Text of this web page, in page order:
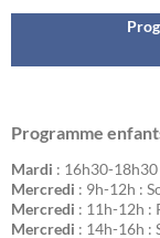
Programme
Mardi : 16h30-
Mercredi : 9h-12h :
Mercredi : 11h-12h :
Mercredi : 14h-16h :